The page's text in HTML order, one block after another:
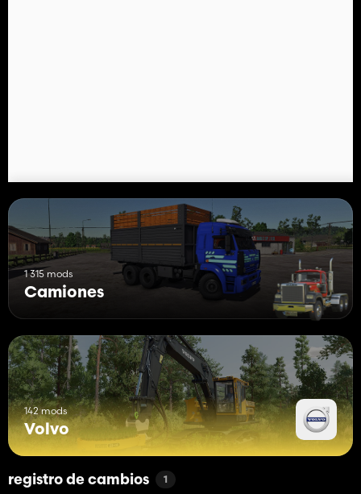
1 315 mods
Camiones
142 mods
Volvo
registro de cambios 1